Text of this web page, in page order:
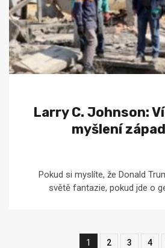
Larry C. Johnson:
myšlení
Pokud si myslíte, že Donald
světě fantazie, pokud jde o
Navigace
1 2 3 4